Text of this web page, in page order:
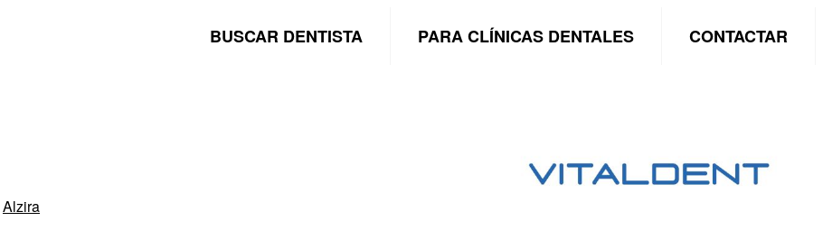
BUSCAR DENTISTA PARA CLÍNICAS DENTALES CONTACTAR
Alzira